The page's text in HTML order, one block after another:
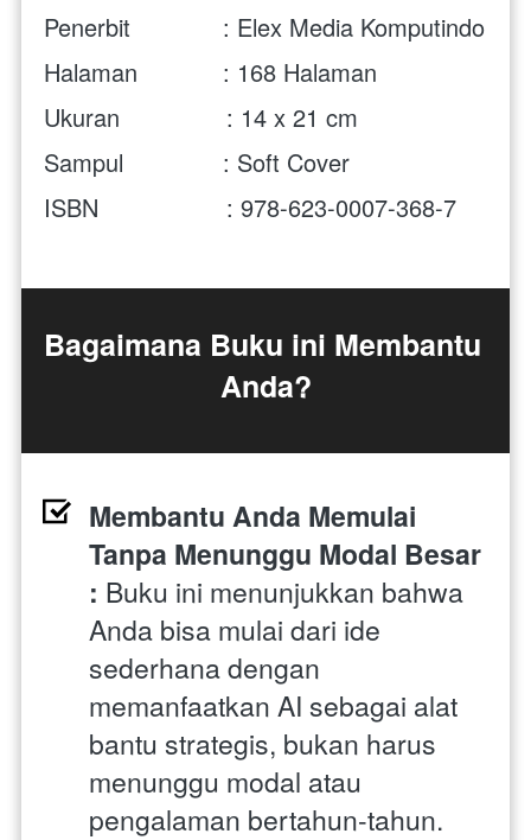
Penerbit             : Elex Media Komputindo
Halaman            : 168 Halaman
Ukuran               : 14 x 21 cm
Sampul              : Soft Cover
ISBN                  : 978-623-0007-368-7
Bagaimana Buku ini Membantu
Anda?
Membantu Anda Memulai
Tanpa Menunggu Modal Besar
: Buku ini menunjukkan bahwa
Anda bisa mulai dari ide
sederhana dengan
memanfaatkan AI sebagai alat
bantu strategis, bukan harus
menunggu modal atau
pengalaman bertahun-tahun.